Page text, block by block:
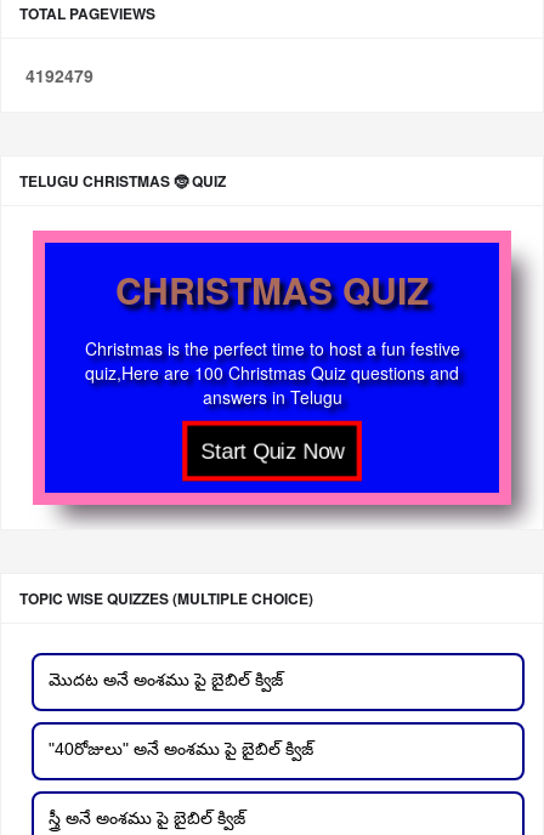
TOTAL PAGEVIEWS
4192479
TELUGU CHRISTMAS 🤶 QUIZ
CHRISTMAS QUIZ
Christmas is the perfect time to host a fun festive
quiz,Here are 100 Christmas Quiz questions and
answers in Telugu
TOPIC WISE QUIZZES (MULTIPLE CHOICE)
మొదట అనే అంశము పై బైబిల్ క్విజ్
"40రోజులు" అనే అంశము పై బైబిల్ క్విజ్
స్త్రీ అనే అంశము పై బైబిల్ క్విజ్